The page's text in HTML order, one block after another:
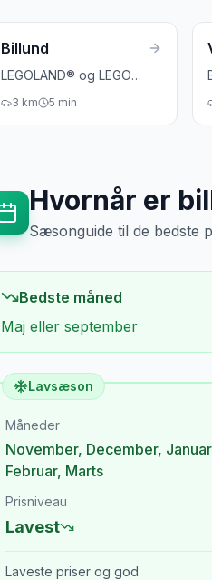
Billund
LEGOLAND® og LEGO
3 km 5 min
Hvornår er
Sæsonguide til de bedste
Bedste måned
Maj eller september
Lavsæson
Måneder
November, December, Januar
Februar, Marts
Prisniveau
Lavest
Laveste priser og god